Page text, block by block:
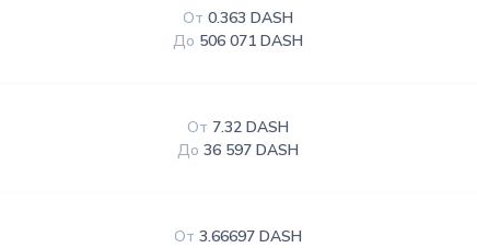
От 0.363 DASH
До 506 071 DASH
От 7.32 DASH
До 36 597 DASH
От 3.66697 DASH